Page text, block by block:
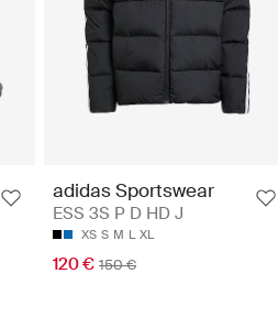
adidas Sportswear
ESS 3S P D HD J
XS S M L XL
120 € 150 €